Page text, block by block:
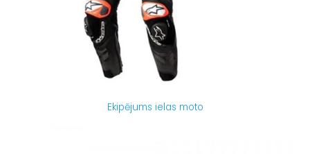
Ekipējums ielas moto